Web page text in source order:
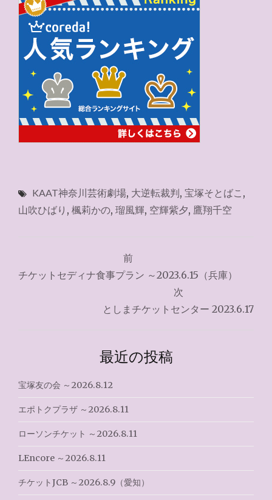
KAAT神奈川芸術劇場, 大逆転裁判, 宝塚そとばこ ,
山吹ひばり , 楓莉かの, 瑠風輝, 空輝紫夕, 鷹翔千空
稿
シ
ョ
ン
前
チケットセディナ食事プラン ～2023.6.15（兵庫）
次
としまチケットセンター 2023.6.17
最近の投稿
宝塚友の会 ～2026.8.12
エポトクプラザ ～2026.8.11
ローソンチケット ～2026.8.11
LEncore ～2026.8.11
チケットJCB ～2026.8.9（愛知）